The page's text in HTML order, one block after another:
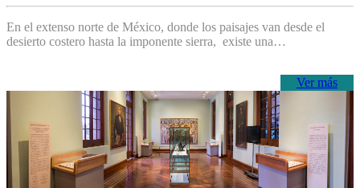
En el extenso norte de México, donde los paisajes van desde el
desierto costero hasta la imponente sierra, existe una…
Ver más